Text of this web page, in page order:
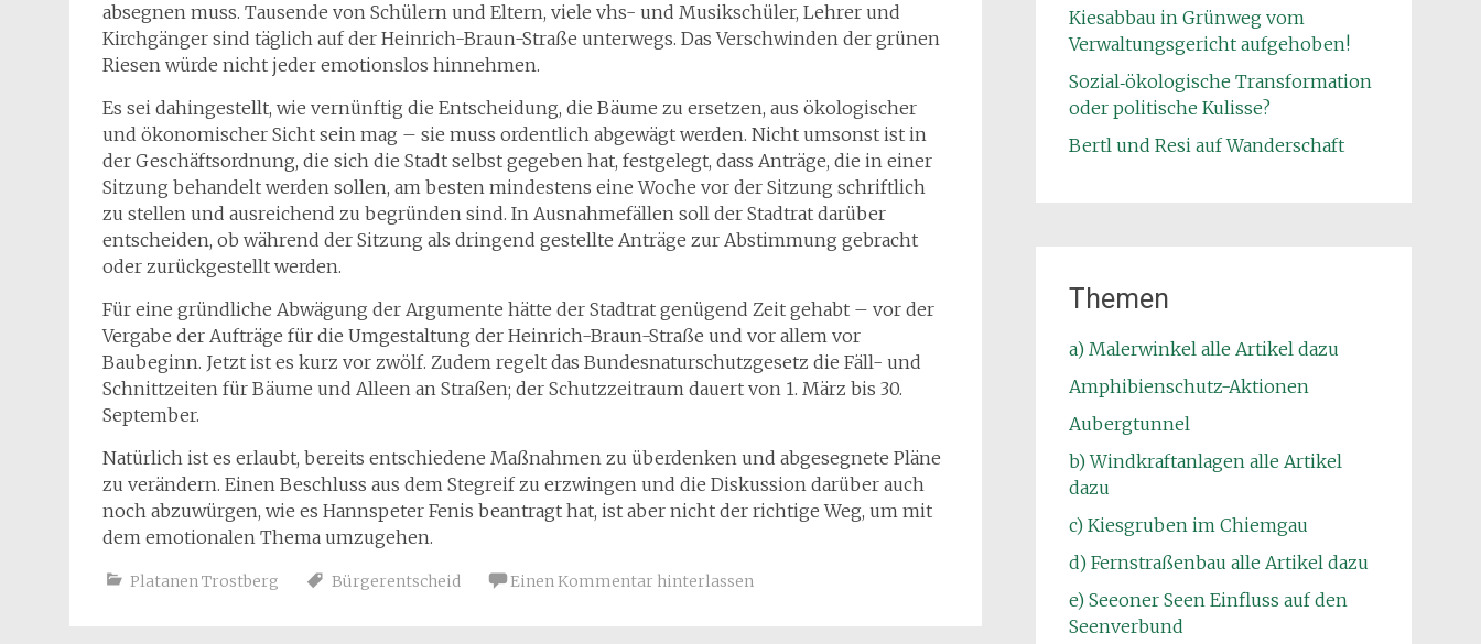
absegnen muss. Tausende von Schülern und Eltern, viele vhs- und Musikschüler, Lehrer und
Kirchgänger sind täglich auf der Heinrich-Braun-Straße unterwegs. Das Verschwinden der grünen
Riesen würde nicht jeder emotionslos hinnehmen.
Es sei dahingestellt, wie vernünftig die Entscheidung, die Bäume zu ersetzen, aus ökologischer
und ökonomischer Sicht sein mag – sie muss ordentlich abgewägt werden. Nicht umsonst ist in
der Geschäftsordnung, die sich die Stadt selbst gegeben hat, festgelegt, dass Anträge, die in einer
Sitzung behandelt werden sollen, am besten mindestens eine Woche vor der Sitzung schriftlich
zu stellen und ausreichend zu begründen sind. In Ausnahmefällen soll der Stadtrat darüber
entscheiden, ob während der Sitzung als dringend gestellte Anträge zur Abstimmung gebracht
oder zurückgestellt werden.
Für eine gründliche Abwägung der Argumente hätte der Stadtrat genügend Zeit gehabt – vor der
Vergabe der Aufträge für die Umgestaltung der Heinrich-Braun-Straße und vor allem vor
Baubeginn. Jetzt ist es kurz vor zwölf. Zudem regelt das Bundesnaturschutzgesetz die Fäll- und
Schnittzeiten für Bäume und Alleen an Straßen; der Schutzzeitraum dauert von 1. März bis 30.
September.
Natürlich ist es erlaubt, bereits entschiedene Maßnahmen zu überdenken und abgesegnete Pläne
zu verändern. Einen Beschluss aus dem Stegreif zu erzwingen und die Diskussion darüber auch
noch abzuwürgen, wie es Hannspeter Fenis beantragt hat, ist aber nicht der richtige Weg, um mit
dem emotionalen Thema umzugehen.
Platanen Trostberg Bürgerentscheid Einen Kommentar hinterlassen
Kiesabbau in Grünweg vom
Verwaltungsgericht aufgehoben!
Sozial‑ökologische Transformation
oder politische Kulisse?
Bertl und Resi auf Wanderschaft
Themen
a) Malerwinkel alle Artikel dazu
Amphibienschutz-Aktionen
Aubergtunnel
b) Windkraftanlagen alle Artikel
dazu
c) Kiesgruben im Chiemgau
d) Fernstraßenbau alle Artikel dazu
e) Seeoner Seen Einfluss auf den
Seenverbund